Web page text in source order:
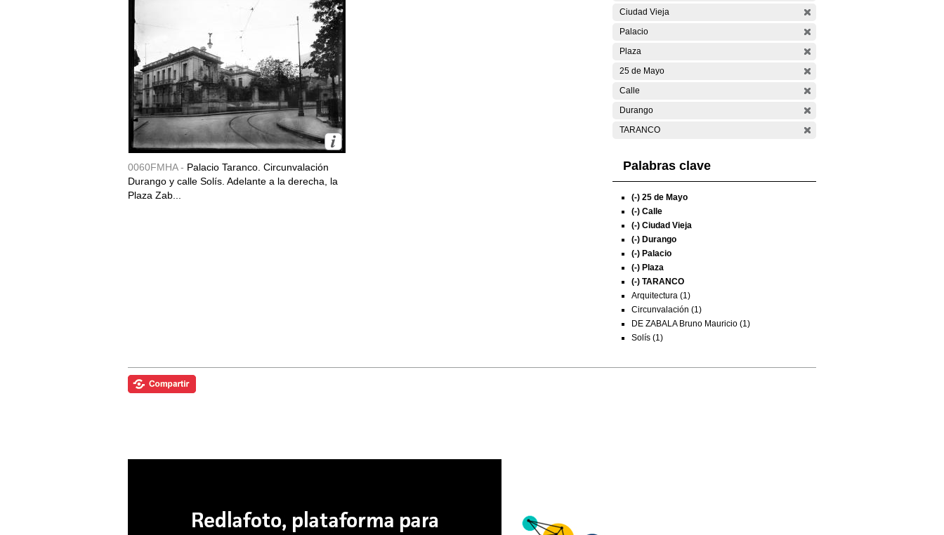
0060FMHA - Palacio Taranco. Circunvalación
Durango y calle Solís. Adelante a la derecha, la
Plaza Zab...
Ciudad Vieja
Palacio
Plaza
25 de Mayo
Calle
Durango
TARANCO
Palabras clave
(-) 25 de Mayo
(-) Calle
(-) Ciudad Vieja
(-) Durango
(-) Palacio
(-) Plaza
(-) TARANCO
Arquitectura (1)
Circunvalación (1)
DE ZABALA Bruno Mauricio (1)
Solís (1)